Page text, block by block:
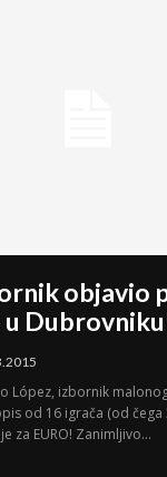
objavio
López, izbornik
od 16 igrača (od čega
za EURO! Zanimljivo...